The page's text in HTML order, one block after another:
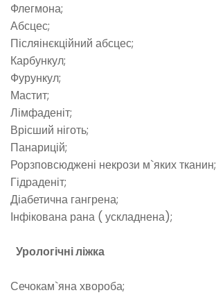
Флегмона;
Абсцес;
Післяінєкційний абсцес;
Карбункул;
Фурункул;
Мастит;
Лімфаденіт;
Врісший ніготь;
Панарицій;
Рорзповсюджені некрози м`яких тканин;
Гідраденіт;
Діабетична гангрена;
Інфікована рана ( ускладнена);
Урологічні ліжка
Сечокам`яна хвороба;